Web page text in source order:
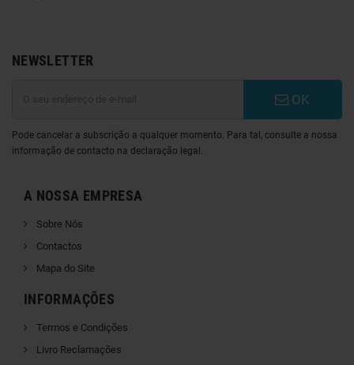
NEWSLETTER
OK
Pode cancelar a subscrição a qualquer momento. Para tal, consulte a nossa
informação de contacto na declaração legal.
A NOSSA EMPRESA
Sobre Nós
Contactos
Mapa do Site
INFORMAÇÕES
Termos e Condições
Livro Reclamações